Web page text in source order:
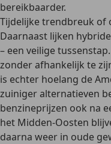
bereikbaarder.
Tijdelijke trendbreuk of
Daarnaast lijken
– een veilige
zonder afhankelijk te
is echter hoelang de
zuiniger alternatieven
benzineprijzen ook na
het Midden-Oosten
daarna weer in oude